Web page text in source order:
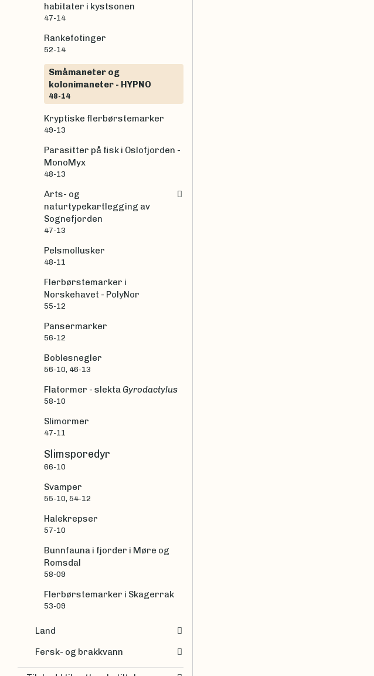
habitater i kystsonen
47-14
Rankefotinger
52-14
Småmaneter og
kolonimaneter - HYPNO
48-14
Kryptiske flerbørstemarker
49-13
Parasitter på fisk i Oslofjorden -
MonoMyx
48-13
Arts- og
naturtypekartlegging av
Sognefjorden
47-13
Pelsmollusker
48-11
Flerbørstemarker i
Norskehavet - PolyNor
55-12
Pansermarker
56-12
Boblesnegler
56-10, 46-13
Flatormer - slektaGyrodactylus
58-10
Slimormer
47-11
Slimsporedyr
66-10
Svamper
55-10, 54-12
Halekrepser
57-10
Bunnfauna i fjorder i Møre og
Romsdal
58-09
Flerbørstemarker i Skagerrak
53-09
Land
Fersk- og brakkvann